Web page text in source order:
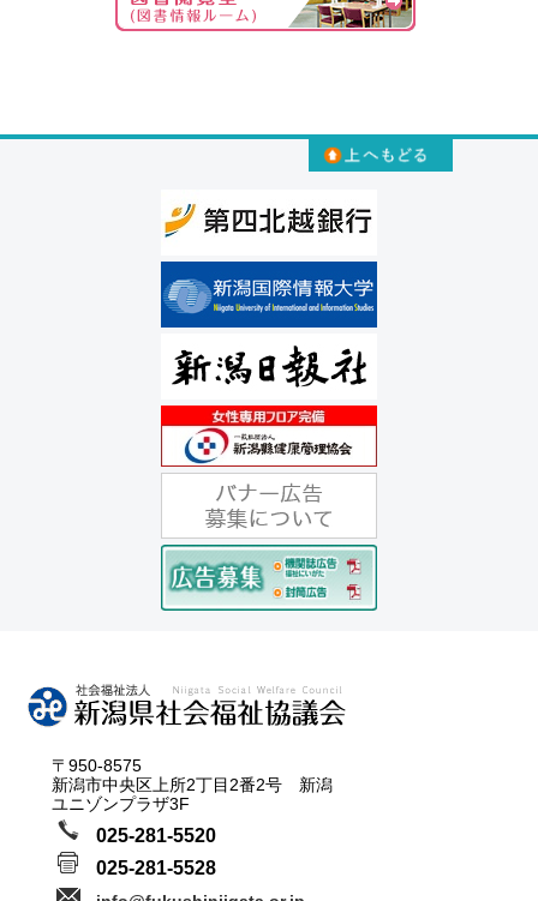
〒950-8575
新潟市中央区上所2丁目2番2号 新潟
ユニゾンプラザ3F
025-281-5520
025-281-5528